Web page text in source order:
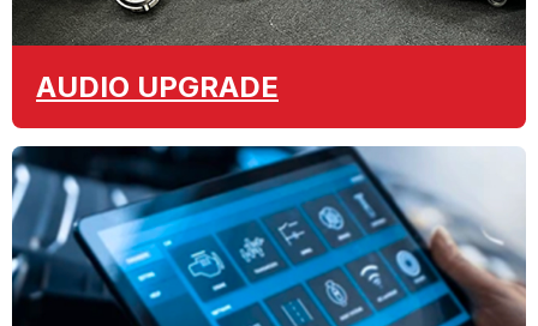
AUDIO UPGRADE